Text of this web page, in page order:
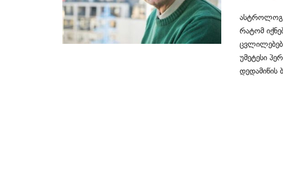
რატომ
უმეტესი
დედამიწის